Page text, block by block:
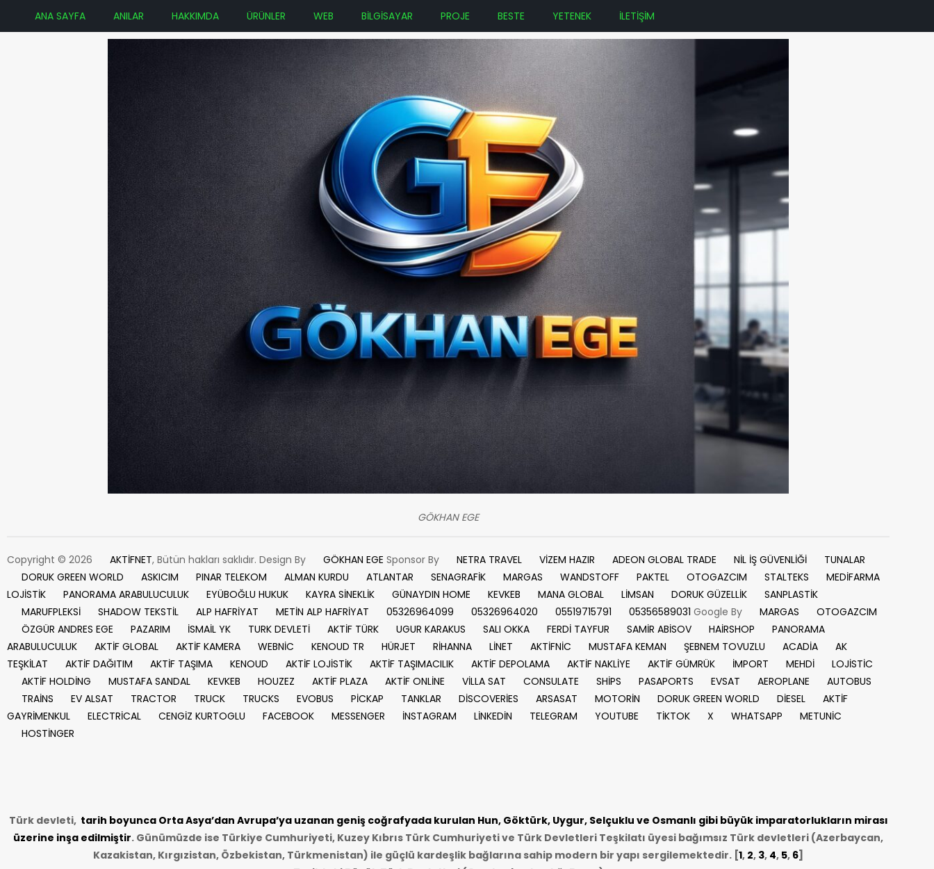
ANA SAYFA ANILAR HAKKIMDA ÜRÜNLER WEB BİLGİSAYAR PROJE BESTE YETENEK İLETİŞİM
GÖKHAN EGE
Copyright © 2026 AKTİFNET, Bütün hakları saklıdır. Design By GÖKHAN EGE Sponsor By NETRA TRAVEL VİZEM HAZIR ADEON GLOBAL TRADE NİL İŞ GÜVENLİĞİ
TUNALAR
DORUK GREEN WORLD
ASKICIM PINAR TELEKOM ALMAN KURDU ATLANTAR SENAGRAFİK MARGAS WANDSTOFF PAKTEL OTOGAZCIM STALTEKS
MEDİFARMA
LOJİSTİK
PANORAMA ARABULUCULUK EYÜBOĞLU HUKUK KAYRA SİNEKLİK GÜNAYDIN HOME KEVKEB MANA GLOBAL LİMSAN DORUK GÜZELLİK
SANPLASTİK
MARUFPLEKSİ
SHADOW TEKSTİL ALP HAFRİYAT METİN ALP HAFRİYAT 05326964099 05326964020 05519715791 05356589031 Google By MARGAS
OTOGAZCIM
ÖZGÜR ANDRES EGE
PAZARIM İSMAİL YK TURK DEVLETİ AKTİF TÜRK UGUR KARAKUS SALI OKKA FERDİ TAYFUR SAMİR ABİSOV HAİRSHOP
PANORAMA
ARABULUCULUK
AKTİF GLOBAL AKTİF KAMERA WEBNİC KENOUD TR HÜRJET RİHANNA LİNET AKTİFNİC MUSTAFA KEMAN ŞEBNEM TOVUZLU ACADİA
AK
TEŞKİLAT
AKTİF DAĞITIM AKTİF TAŞIMA KENOUD AKTİF LOJİSTİK AKTİF TAŞIMACILIK AKTİF DEPOLAMA AKTİF NAKLİYE AKTİF GÜMRÜK İMPORT MEHDİ
LOJİSTİC
AKTİF HOLDİNG
MUSTAFA SANDAL KEVKEB HOUZEZ AKTİF PLAZA AKTİF ONLİNE VİLLA SAT CONSULATE SHİPS PASAPORTS EVSAT AEROPLANE
AUTOBUS
TRAİNS
EV ALSAT TRACTOR TRUCK TRUCKS EVOBUS PİCKAP TANKLAR DİSCOVERİES ARSASAT MOTORİN DORUK GREEN WORLD DİESEL
AKTİF
GAYRİMENKUL
ELECTRİCAL CENGİZ KURTOGLU FACEBOOK MESSENGER İNSTAGRAM LİNKEDİN TELEGRAM YOUTUBE TİKTOK X WHATSAPP
METUNİC
HOSTİNGER
Türk devleti, tarih boyunca Orta Asya’dan Avrupa’ya uzanan geniş coğrafyada kurulan Hun, Göktürk, Uygur, Selçuklu ve Osmanlı gibi büyük imparatorlukların mirası
üzerine inşa edilmiştir. Günümüzde ise Türkiye Cumhuriyeti, Kuzey Kıbrıs Türk Cumhuriyeti ve Türk Devletleri Teşkilatı üyesi bağımsız Türk devletleri (Azerbaycan,
Kazakistan, Kırgızistan, Özbekistan, Türkmenistan) ile güçlü kardeşlik bağlarına sahip modern bir yapı sergilemektedir. [1, 2, 3, 4, 5, 6]